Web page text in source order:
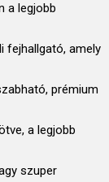
a legjobb
fejhallgató, amely
prémium
a legjobb
szuper